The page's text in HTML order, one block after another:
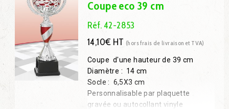
Coupe eco 39 cm
Réf. 42-2853
14,10€ HT (hors frais de livraison et TVA)
Coupe d'une hauteur de 39 cm
Diamètre : 14 cm
Socle : 6,5X3 cm
Personnalisable par plaquette
gravée ou autocollant vinyle